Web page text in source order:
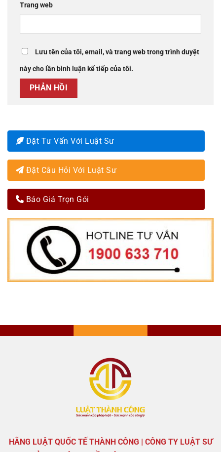
Trang web
Lưu tên của tôi, email, và trang web trong trình duyệt
này cho lần bình luận kế tiếp của tôi.
Đặt Tư Vấn Với Luật Sư
Đặt Câu Hỏi Với Luật Sư
Báo Giá Trọn Gói
HÃNG LUẬT QUỐC TẾ THÀNH CÔNG | CÔNG TY LUẬT SƯ